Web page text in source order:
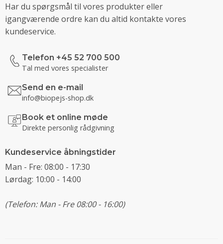
Har du spørgsmål til vores produkter eller
igangværende ordre kan du altid kontakte vores
kundeservice.
Telefon +45 52 700 500
Tal med vores specialister
Send en e-mail
info@biopejs-shop.dk
Book et online møde
Direkte personlig rådgivning
Kundeservice åbningstider
Man - Fre: 08:00 - 17:30
Lørdag: 10:00 - 14:00
(Telefon: Man - Fre 08:00 - 16:00)